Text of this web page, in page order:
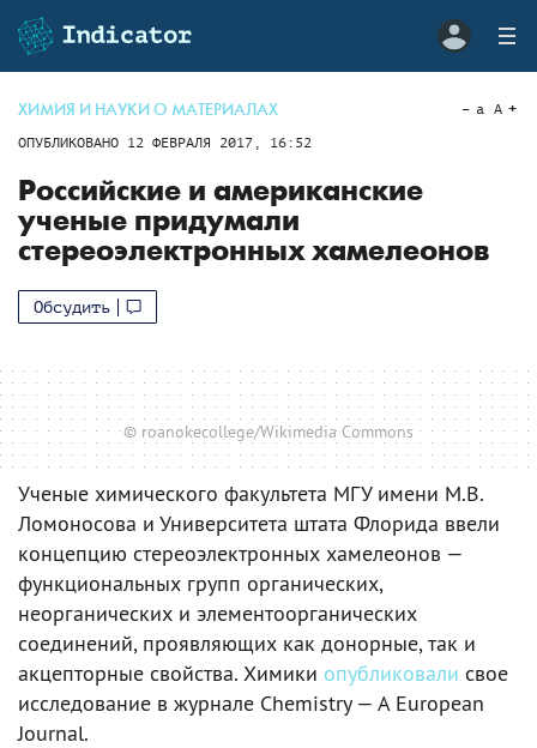
ХИМИЯ И НАУКИ О МАТЕРИАЛАХ
ОПУБЛИКОВАНО 12 ФЕВРАЛЯ 2017, 16:52
a A
Российские и американские
ученые придумали
стереоэлектронных хамелеонов
Обсудить
© roanokecollege/Wikimedia Commons
Ученые химического факультета МГУ имени М.В.
Ломоносова и Университета штата Флорида ввели
концепцию стереоэлектронных хамелеонов —
функциональных групп органических,
неорганических и элементоорганических
соединений, проявляющих как донорные, так и
акцепторные свойства. Химики опубликовали свое
исследование в журнале Chemistry — A European
Journal.